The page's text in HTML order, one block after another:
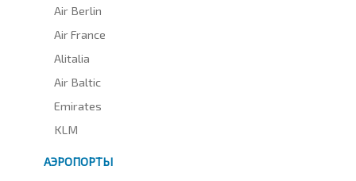
Air Berlin
Air France
Alitalia
Air Baltic
Emirates
KLM
АЭРОПОРТЫ